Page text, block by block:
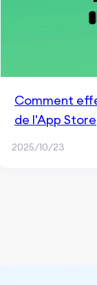
Comment
de l'App Store
2025/10/23